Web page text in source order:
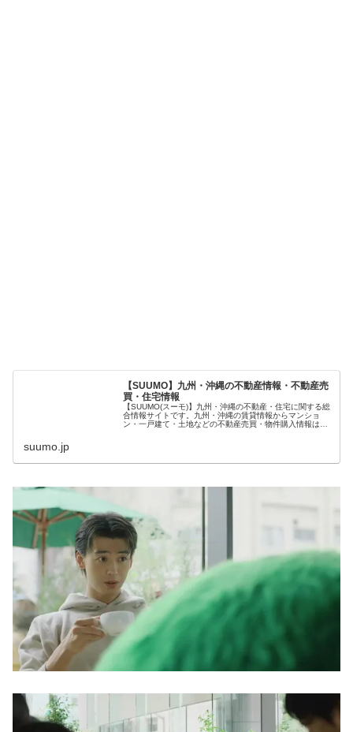
【SUUMO】九州・沖縄の不動産情報・不動産売
買・住宅情報
【SUUMO(スーモ)】九州・沖縄の不動産・住宅に関する総
合情報サイトです。九州・沖縄の賃貸情報からマンショ
ン・一戸建て・土地などの不動産売買・物件購入情報はも
suumo.jp